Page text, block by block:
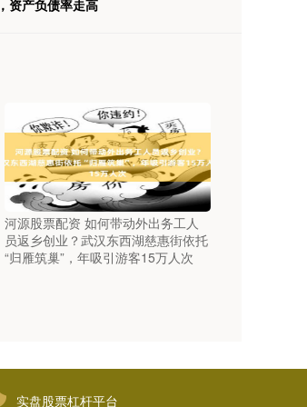
资产负债率走高
河源股票配资 如何带动外出务工人
员返乡创业？武汉东西湖慈惠街依托
“归雁筑巢”，年吸引游客15万人次
实盘股票杠杆平台